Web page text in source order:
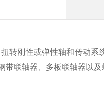
转刚性或弹性轴和传动
联轴器、多板联轴器以及